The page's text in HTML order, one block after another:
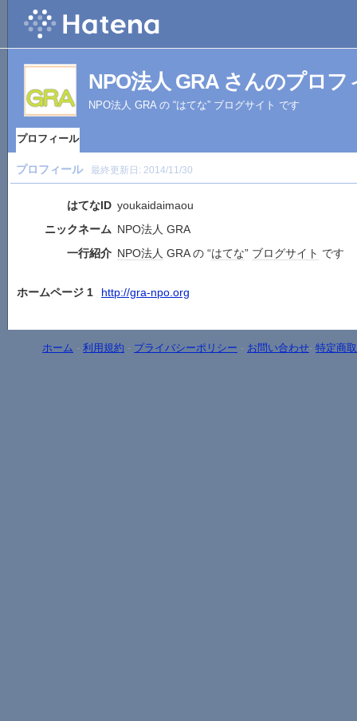
NPO法人 GRA さんのプロフ
NPO法人 GRA の “はてな” ブログサイト です
プロフィール
プロフィール 最終更新日: 2014/11/30
はてなID youkaidaimaou
ニックネーム NPO法人 GRA
一行紹介 NPO法人 GRA の “はてな” ブログサイト です
ホームページ 1 http://gra-npo.org
ホーム - 利用規約 - プライバシーポリシー - お問い合わせ- 特定商